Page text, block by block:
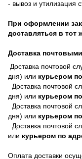
- вывоз и утилизация
При оформлении
доставляться в тот
Доставка
Доставка почтовой
дня) или курьером
Доставка почтовой
дня) или курьером
Доставка почтовой
дня) или курьером
Доставка почтовой
или курьером по
Оплата доставки